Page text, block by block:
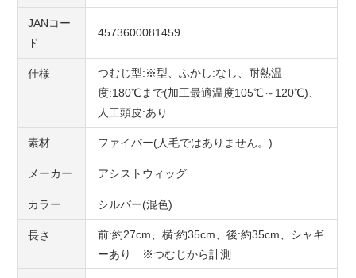
JANコー
ド
4573600081459
仕様
つむじ型:※型、ふかし:なし、耐熱温
度:180℃まで(加工最適温度105℃～120℃)、
人工頭皮:あり
素材 ファイバー(人毛ではありません。)
メーカー アシストウィッグ
カラー シルバー(混色)
長さ
前:約27cm、横:約35cm、後:約35cm、シャギ
ーあり ※つむじから計測